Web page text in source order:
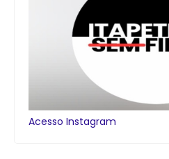
Acesso Instagram